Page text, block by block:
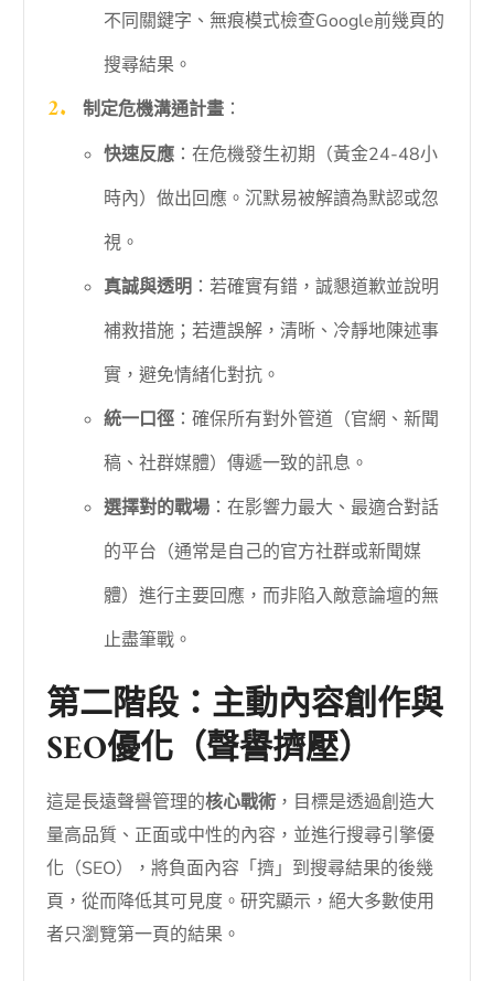
不同關鍵字、無痕模式檢查Google前幾頁的
搜尋結果。
制定危機溝通計畫：
快速反應：在危機發生初期（黃金24-48小
時內）做出回應。沉默易被解讀為默認或忽
視。
真誠與透明 ：若確實有錯，誠懇道歉並說明
補救措施；若遭誤解，清晰、冷靜地陳述事
實，避免情緒化對抗。
統一口徑：確保所有對外管道（官網、新聞
稿、社群媒體）傳遞一致的訊息。
選擇對的戰場：在影響力最大、最適合對話
的平台（通常是自己的官方社群或新聞媒
體）進行主要回應，而非陷入敵意論壇的無
止盡筆戰。
第二階段：主動內容創作與
SEO優化（聲譽擠壓）
這是長遠聲譽管理的核心戰術 ，目標是透過創造大
量高品質、正面或中性的內容，並進行搜尋引擎優
化（SEO），將負面內容「擠」到搜尋結果的後幾
頁，從而降低其可見度。研究顯示，絕大多數使用
者只瀏覽第一頁的結果。